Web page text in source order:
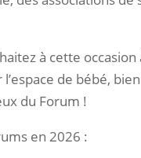
à cette
l’espace de bébé,
du Forum !
en 2026 :